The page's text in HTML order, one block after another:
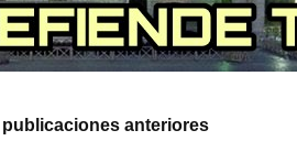
anteriores